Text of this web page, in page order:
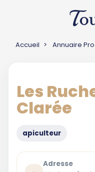
Accueil Annuaire Pro
Les
Clarée
apiculteur
Adresse